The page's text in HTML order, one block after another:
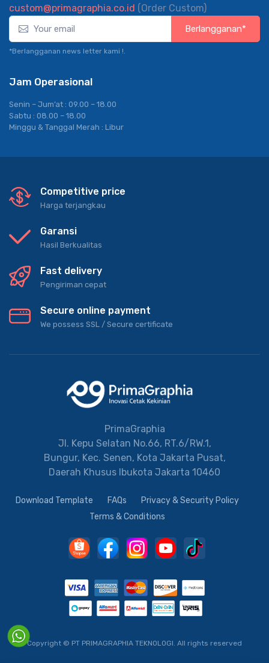
custom@primagraphia.co.id (Order Custom)
Berlangganan*
*Berlangganan news letter kami !.
Jam Operasional
Senin – Jum’at : 09.00 – 18.00
Sabtu : 08.00 – 18.00
Minggu & Tanggal Merah : Libur
Competitive price
Harga terjangkau
Garansi
Hasil Berkualitas
Fast delivery
Pengiriman cepat
Secure online payment
We possess SSL / Secure сertificate
PrimaGraphia
Jl. Kepu Selatan No.66, RT.6/RW.1,
Bungur, Kec. Senen, Kota Jakarta Pusat,
Daerah Khusus Ibukota Jakarta 10460
Download Template FAQs
Privacy & Security Policy
Terms & Conditions
Copyright © PT PRIMAGRAPHIA TEKNOLOGI. All rights reserved